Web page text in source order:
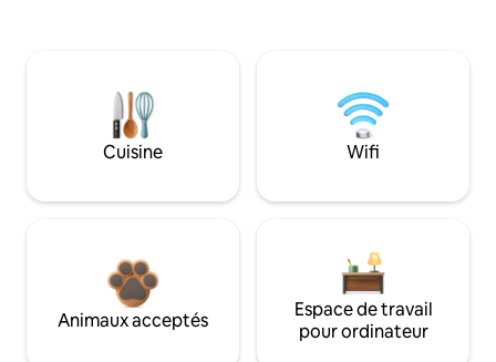
Cuisine Wifi
Animaux acceptés
Espace de travail
pour ordinateur